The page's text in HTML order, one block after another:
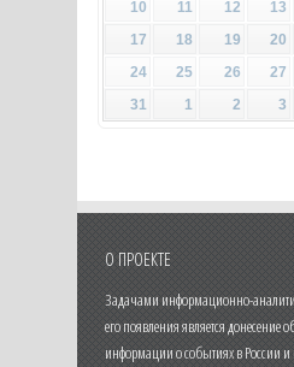
10
11 12 13
17
18 19 20
24
25 26 27
31
1 2 3
О ПРОЕКТЕ
Задачами информационно-
его появления является донесение
информации о событиях в России